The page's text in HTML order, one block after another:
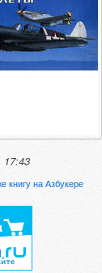
17:43
книгу на Азбукере